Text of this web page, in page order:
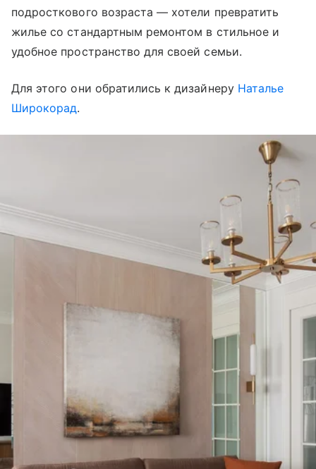
подросткового возраста — хотели превратить
жилье со стандартным ремонтом в стильное и
удобное пространство для своей семьи.
Для этого они обратились к дизайнеру Наталье
Широкорад.